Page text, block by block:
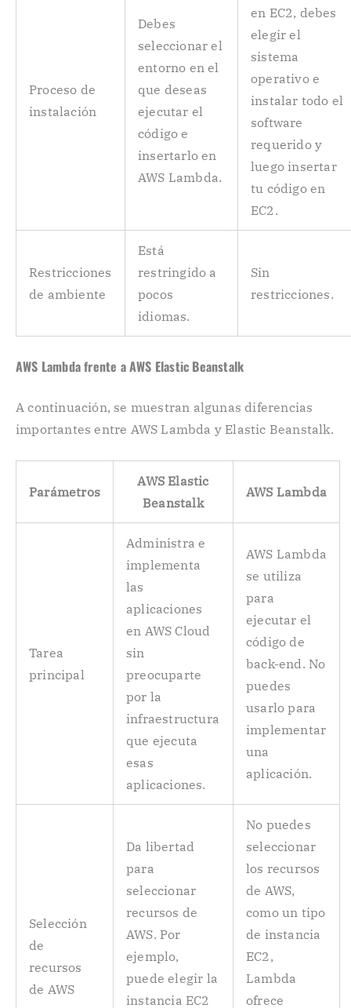
Proceso de
instalación
Debes
seleccionar el
entorno en el
que deseas
ejecutar el
código e
insertarlo en
AWS Lambda.
en EC2, debes
elegir el
sistema
operativo e
instalar todo el
software
requerido y
luego insertar
tu código en
EC2.
Restricciones
de ambiente
Está
restringido a
pocos
idiomas.
Sin
restricciones.
AWS Lambda frente a AWS Elastic Beanstalk
A continuación, se muestran algunas diferencias
importantes entre AWS Lambda y Elastic Beanstalk.
Parámetros
AWS Elastic
Beanstalk
AWS Lambda
Tarea
principal
Administra e
implementa
las
aplicaciones
en AWS Cloud
sin
preocuparte
por la
infraestructura
que ejecuta
esas
aplicaciones.
AWS Lambda
se utiliza
para
ejecutar el
código de
back-end. No
puedes
usarlo para
implementar
una
aplicación.
Selección
de
recursos
de AWS
Da libertad
para
seleccionar
recursos de
AWS. Por
ejemplo,
puede elegir la
instancia EC2
No puedes
seleccionar
los recursos
de AWS,
como un tipo
de instancia
EC2,
Lambda
ofrece